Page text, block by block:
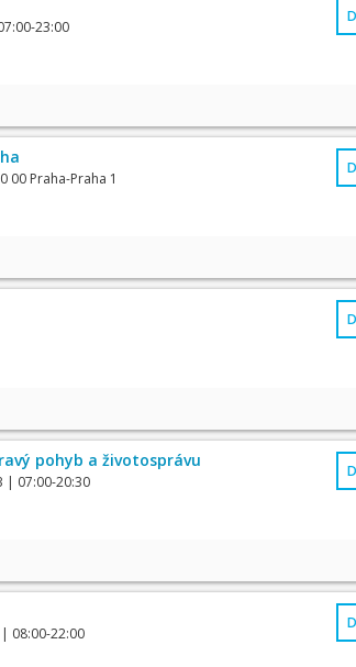
23:00
00 Praha-Praha 1
pohyb a životosprávu
| 07:00-20:30
| 08:00-22:00